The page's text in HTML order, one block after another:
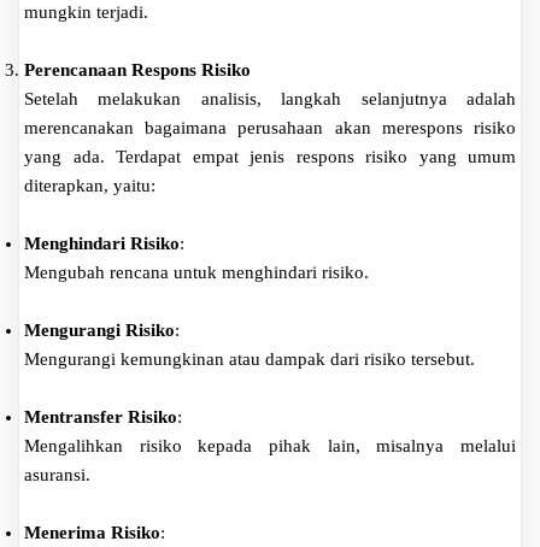
mungkin terjadi.
Perencanaan Respons Risiko
Setelah melakukan analisis, langkah selanjutnya adalah
merencanakan bagaimana perusahaan akan merespons risiko
yang ada. Terdapat empat jenis respons risiko yang umum
diterapkan, yaitu:
Menghindari Risiko:
Mengubah rencana untuk menghindari risiko.
Mengurangi Risiko:
Mengurangi kemungkinan atau dampak dari risiko tersebut.
Mentransfer Risiko:
Mengalihkan risiko kepada pihak lain, misalnya melalui
asuransi.
Menerima Risiko: